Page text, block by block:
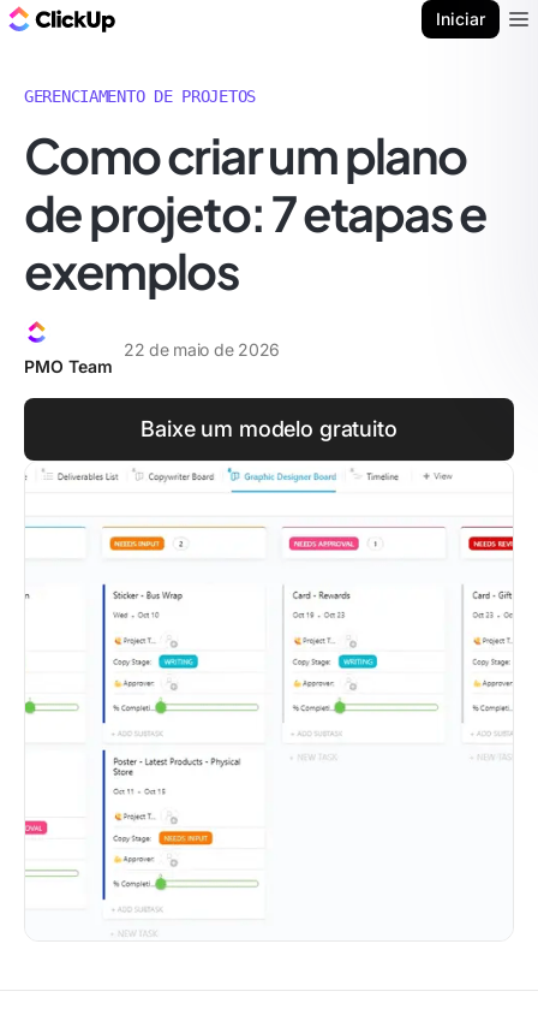
Iniciar
GERENCIAMENTO DE PROJETOS
Como criar um plano
de projeto: 7 etapas e
exemplos
PMO Team
22 de maio de 2026
Baixe um modelo gratuito